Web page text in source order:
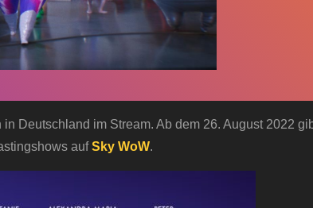
in Deutschland im Stream. Ab dem 26. August 2022
aufSky WoW.